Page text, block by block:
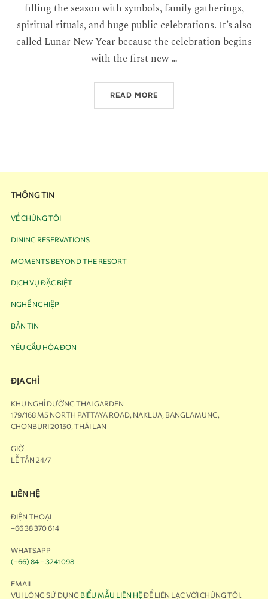
filling the season with symbols, family gatherings,
spiritual rituals, and huge public celebrations. It’s also
called Lunar New Year because the celebration begins
with the first new …
READ MORE
THÔNG TIN
VỀ CHÚNG TÔI
DINING RESERVATIONS
MOMENTS BEYOND THE RESORT
DỊCH VỤ ĐẶC BIỆT
NGHỀ NGHIỆP
BẢN TIN
YÊU CẦU HÓA ĐƠN
ĐỊA CHỈ
KHU NGHỈ DƯỠNG THAI GARDEN
179/168 M5 NORTH PATTAYA ROAD, NAKLUA, BANGLAMUNG,
CHONBURI 20150, THÁI LAN
GIỜ
LỄ TÂN 24/7
LIÊN HỆ
ĐIỆN THOẠI
+66 38 370 614
WHATSAPP
(+66) 84 – 3241098
EMAIL
VUI LÒNG SỬ DỤNG BIỂU MẪU LIÊN HỆĐỂ LIÊN LẠC VỚI CHÚNG TÔI.